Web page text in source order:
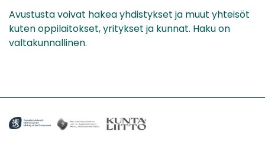
Avustusta voivat hakea yhdistykset ja muut yhteisöt
kuten oppilaitokset, yritykset ja kunnat. Haku on
valtakunnallinen.